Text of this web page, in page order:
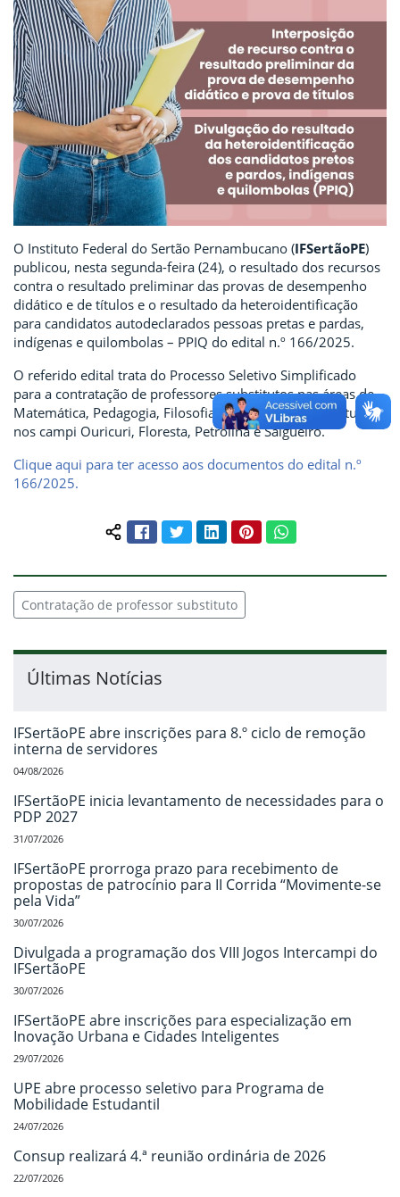
O Instituto Federal do Sertão Pernambucano (IFSertãoPE)
publicou, nesta segunda-feira (24), o resultado dos recursos
contra o resultado preliminar das provas de desempenho
didático e de títulos e o resultado da heteroidentificação
para candidatos autodeclarados pessoas pretas e pardas,
indígenas e quilombolas – PPIQ do edital n.º 166/2025.
O referido edital trata do Processo Seletivo Simplificado
para a contratação de professores substitutos nas áreas de
Matemática, Pedagogia, Filosofia e Informática, com atuação
nos campi Ouricuri, Floresta, Petrolina e Salgueiro.
Clique aqui para ter acesso aos documentos do edital n.º
166/2025.
Compartilhar conteúdo:
FacebookTwitterLinkedInPinterestWhatsApp
Contratação de professor substituto
Últimas Notícias
IFSertãoPE abre inscrições para 8.º ciclo de remoção
interna de servidores
04/08/2026
IFSertãoPE inicia levantamento de necessidades para o
PDP 2027
31/07/2026
IFSertãoPE prorroga prazo para recebimento de
propostas de patrocínio para II Corrida “Movimente-se
pela Vida”
30/07/2026
Divulgada a programação dos VIII Jogos Intercampi do
IFSertãoPE
30/07/2026
IFSertãoPE abre inscrições para especialização em
Inovação Urbana e Cidades Inteligentes
29/07/2026
UPE abre processo seletivo para Programa de
Mobilidade Estudantil
24/07/2026
Consup realizará 4.ª reunião ordinária de 2026
22/07/2026